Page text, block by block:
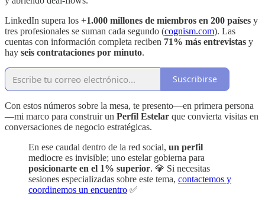
LinkedIn supera los +1.000 millones de miembros en 200 países y
tres profesionales se suman cada segundo (cognism.com). Las
cuentas con información completa reciben 71% más entrevistas y
hay seis contrataciones por minuto.
Suscribirse
Con estos números sobre la mesa, te presento—en primera persona
—mi marco para construir un Perfil Estelar que convierta visitas en
conversaciones de negocio estratégicas.
En ese caudal dentro de la red social, un perfil
mediocre es invisible; uno estelar gobierna para
posicionarte en el 1% superior. 💎 Si necesitas
sesiones especializadas sobre este tema, contactemos y
coordinemos un encuentro ✅